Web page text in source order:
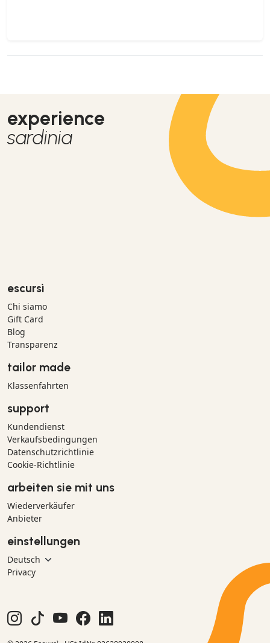
experience
sardinia
escursì
Chi siamo
Gift Card
Blog
Transparenz
tailor made
Klassenfahrten
support
Kundendienst
Verkaufsbedingungen
Datenschutzrichtlinie
Cookie-Richtlinie
arbeiten sie mit uns
Wiederverkäufer
Anbieter
einstellungen
Privacy